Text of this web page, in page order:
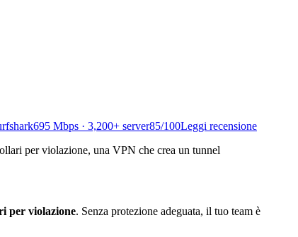
695 Mbps · 3,200+ server85/100Leggi recensione
per violazione, una VPN che crea un tunnel
per violazione. Senza protezione adeguata, il tuo team è